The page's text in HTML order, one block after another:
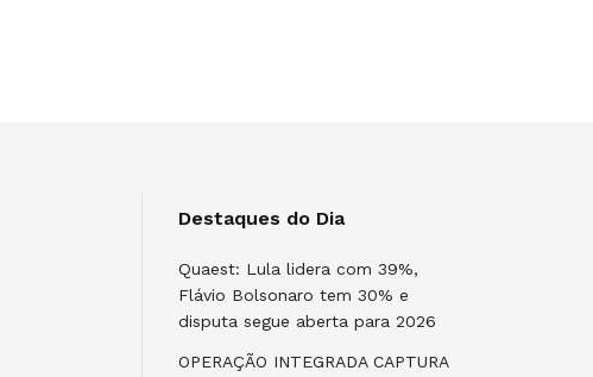
Destaques do Dia
Quaest: Lula lidera com 39%,
Flávio Bolsonaro tem 30% e
disputa segue aberta para 2026
OPERAÇÃO INTEGRADA CAPTURA